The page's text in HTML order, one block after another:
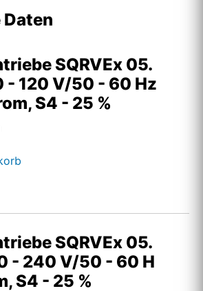
SQRVEx 05.
- 120 V/50 - 60 Hz
S4 - 25 %
SQRVEx 05.
- 240 V/50 - 60 H
S4 - 25 %